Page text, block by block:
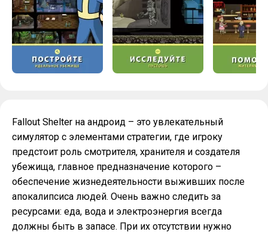
Fallout Shelter на андроид – это увлекательный
симулятор с элементами стратегии, где игроку
предстоит роль смотрителя, хранителя и создателя
убежища, главное предназначение которого –
обеспечение жизнедеятельности выживших после
апокалипсиса людей. Очень важно следить за
ресурсами: еда, вода и электроэнергия всегда
должны быть в запасе. При их отсутствии нужно